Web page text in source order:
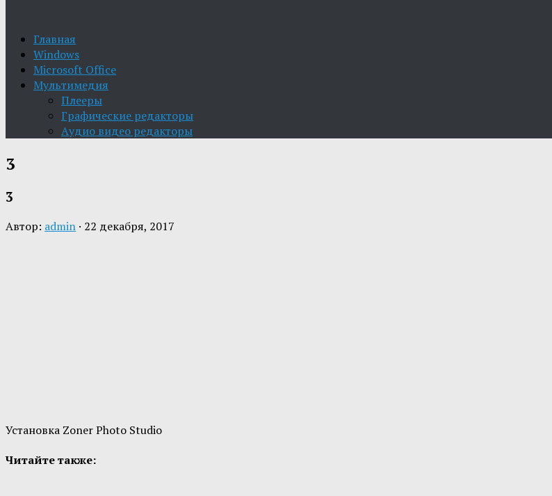
Главная
Windows
Microsoft Office
Мультимедия
Плееры
Графические редакторы
Aудио видео редакторы
3
3
Автор: admin · 22 декабря, 2017
Установка Zoner Photo Studio
Читайте также: